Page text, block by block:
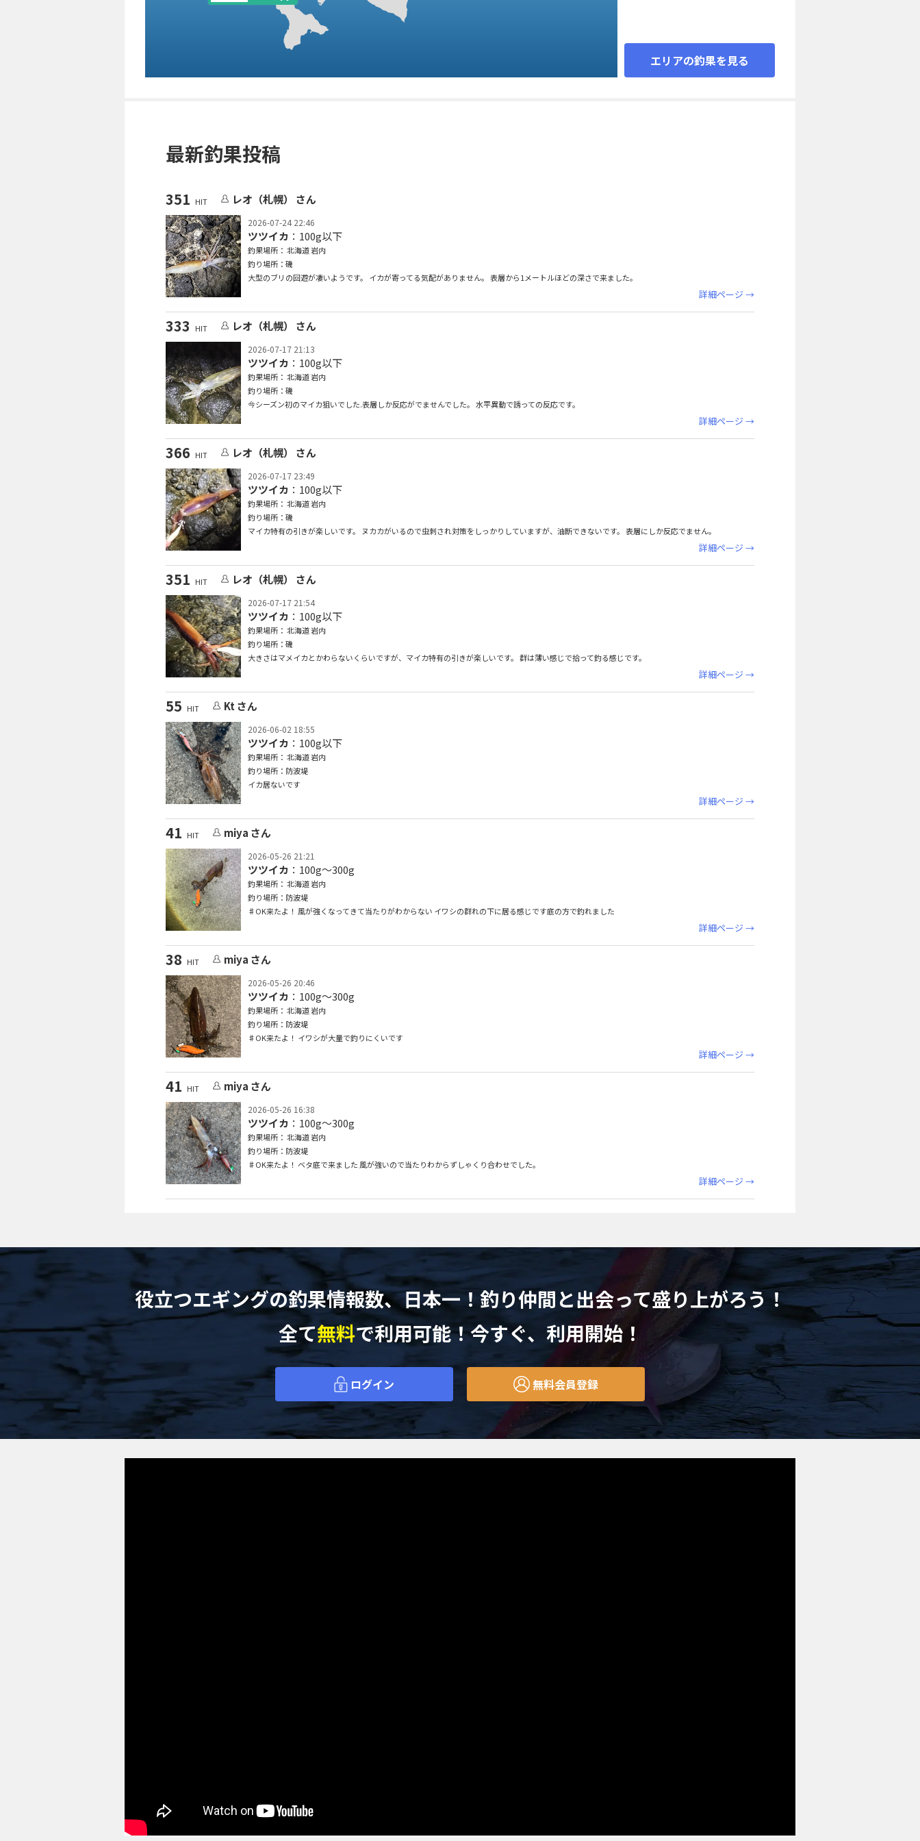
エリアの釣果を見る
最新釣果投稿
351 HIT レオ（札幌） さん
2026-07-24 22:46
ツツイカ ：100g以下
釣果場所： 北海道 岩内
釣り場所：磯
大型のブリの回遊が凄いようです。 イカが寄ってる気配がありません。 表層から1メートルほどの深さで来ました。
詳細ページ →
333 HIT レオ（札幌） さん
2026-07-17 21:13
ツツイカ ：100g以下
釣果場所： 北海道 岩内
釣り場所：磯
今シーズン初のマイカ狙いでした.表層しか反応がでませんでした。 水平異動で誘っての反応です。
詳細ページ →
366 HIT レオ（札幌） さん
2026-07-17 23:49
ツツイカ ：100g以下
釣果場所： 北海道 岩内
釣り場所：磯
マイカ特有の引きが楽しいです。 ヌカカがいるので虫刺され対策をしっかりしていますが、油断できないです。 表層にしか反応でません。
詳細ページ →
351 HIT レオ（札幌） さん
2026-07-17 21:54
ツツイカ ：100g以下
釣果場所： 北海道 岩内
釣り場所：磯
大きさはマメイカとかわらないくらいですが、マイカ特有の引きが楽しいです。 群は薄い感じで拾って釣る感じです。
詳細ページ →
55 HIT Kt さん
2026-06-02 18:55
ツツイカ ：100g以下
釣果場所： 北海道 岩内
釣り場所：防波堤
イカ居ないです
詳細ページ →
41 HIT miya さん
2026-05-26 21:21
ツツイカ ：100g〜300g
釣果場所： 北海道 岩内
釣り場所：防波堤
♯OK来たよ！ 風が強くなってきて当たりがわからない イワシの群れの下に居る感じです底の方で釣れました
詳細ページ →
38 HIT miya さん
2026-05-26 20:46
ツツイカ ：100g〜300g
釣果場所： 北海道 岩内
釣り場所：防波堤
♯OK来たよ！ イワシが大量で釣りにくいです
詳細ページ →
41 HIT miya さん
2026-05-26 16:38
ツツイカ ：100g〜300g
釣果場所： 北海道 岩内
釣り場所：防波堤
♯OK来たよ！ ベタ底で来ました 風が強いので当たりわからずしゃくり合わせでした。
詳細ページ →
役立つエギングの釣果情報数、日本一！ 釣り仲間と出会って盛り上がろう！
全て無料で利用可能！今すぐ、利用開始！
ログイン 無料会員登録